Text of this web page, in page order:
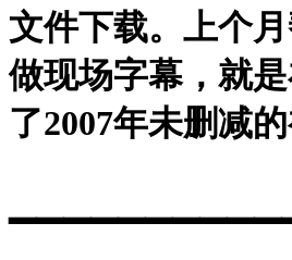
文件下载。上个
做现场字幕，就
了2007年未删减的